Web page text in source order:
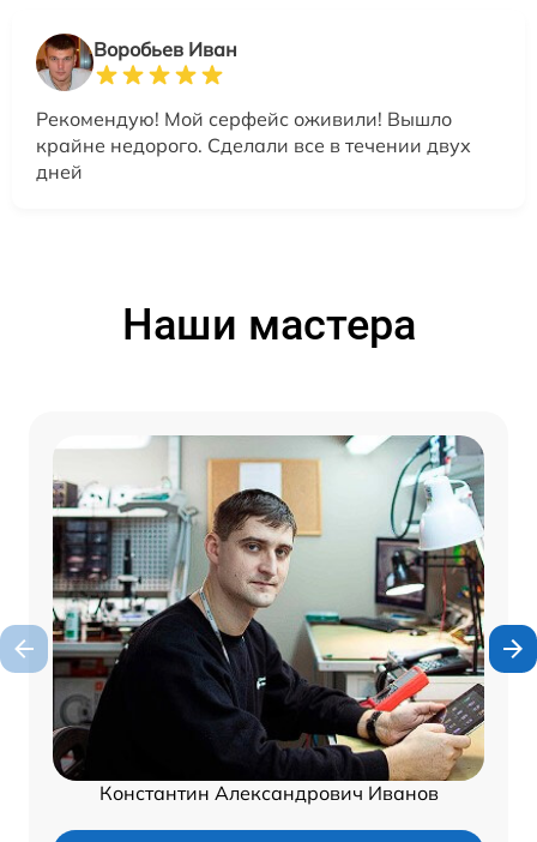
Воробьев Иван
Рекомендую! Мой серфейс оживили! Вышло
крайне недорого. Сделали все в течении двух
дней
Наши мастера
Константин Александрович Иванов